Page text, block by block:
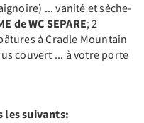
... vanité et sèche-
de WC SEPARE; 2
à Cradle Mountain
couvert ... à votre porte
les suivants: